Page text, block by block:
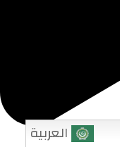
العربية